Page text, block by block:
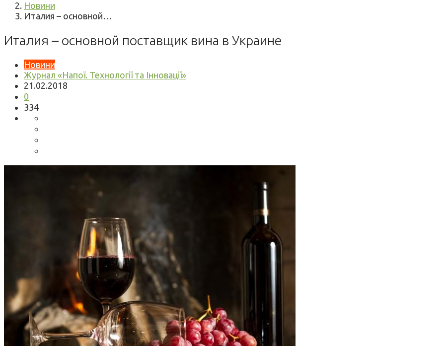
Новини
Италия – основной…
Италия – основной поставщик вина в Украине
Новини
Журнал «Напої. Технології та Інновації»
21.02.2018
0
334